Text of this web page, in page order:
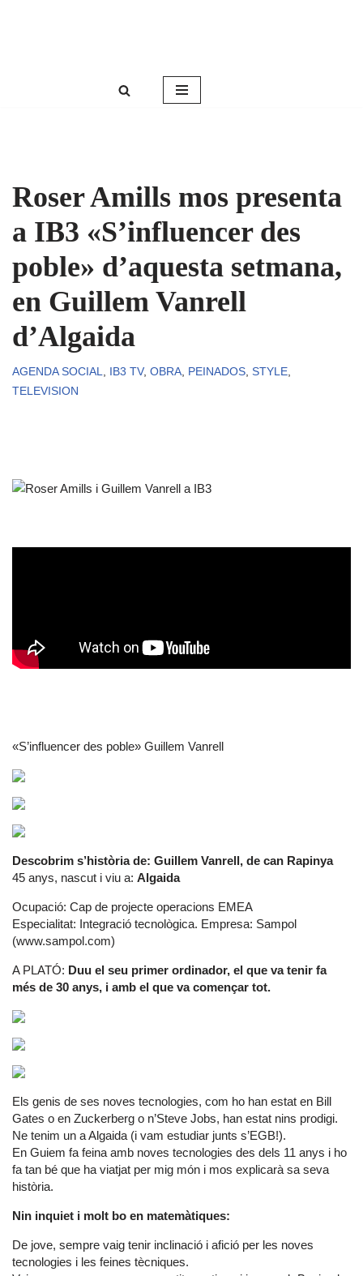
Roser Amills mos presenta
a IB3 «S’influencer des
poble» d’aquesta setmana,
en Guillem Vanrell
d’Algaida
AGENDA SOCIAL, IB3 TV, OBRA, PEINADOS, STYLE,
TELEVISION
«S’influencer des poble» Guillem Vanrell
Descobrim s’història de: Guillem Vanrell, de can Rapinya
45 anys, nascut i viu a: Algaida
Ocupació: Cap de projecte operacions EMEA
Especialitat: Integració tecnològica. Empresa: Sampol
(www.sampol.com)
A PLATÓ: Duu el seu primer ordinador, el que va tenir fa
més de 30 anys, i amb el que va començar tot.
Els genis de ses noves tecnologies, com ho han estat en Bill
Gates o en Zuckerberg o n’Steve Jobs, han estat nins prodigi.
Ne tenim un a Algaida (i vam estudiar junts s’EGB!).
En Guiem fa feina amb noves tecnologies des dels 11 anys i ho
fa tan bé que ha viatjat per mig món i mos explicarà sa seva
història.
Nin inquiet i molt bo en matemàtiques:
De jove, sempre vaig tenir inclinació i afició per les noves
tecnologies i les feines tècniques.